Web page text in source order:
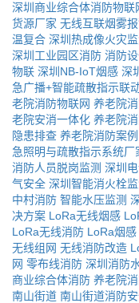
深圳商业综合体消防物联
货源厂家 无线互联烟雾
温复合 深圳热成像火灾监
深圳工业园区消防 消防
物联 深圳NB-IoT烟感 深
急广播+智能疏散指示联
老院消防物联网 养老院
老院安消一体化 养老院
隐患排查 养老院消防案例
急照明与疏散指示系统厂
消防人员脱岗监测 深圳
气安全 深圳智能消火栓监
中村消防 智能水压监测
决方案 LoRa无线烟感
LoRa无线消防 LoRa烟感
无线组网 无线消防改造
网 零布线消防 深圳消防
商业综合体消防 养老院
南山街道 南山街道消防